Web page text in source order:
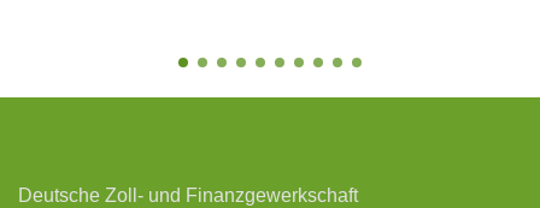
Deutsche Zoll- und Finanzgewerkschaft